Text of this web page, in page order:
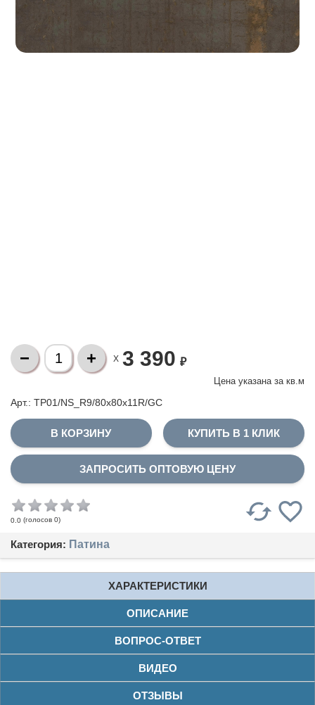
X 3 390 ₽
Цена указана за кв.м
Арт.: TP01/NS_R9/80x80x11R/GC
КУПИТЬ В 1 КЛИК
ЗАПРОСИТЬ ОПТОВУЮ ЦЕНУ
0.0 (голосов 0)
Категория: Патина
ХАРАКТЕРИСТИКИ
ОПИСАНИЕ
ВОПРОС-ОТВЕТ
ВИДЕО
ОТЗЫВЫ